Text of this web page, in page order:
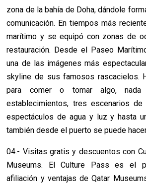
zona de la bahía de Doha, dándole
comunicación. En tiempos más
marítimo y se equipó con zonas de
restauración. Desde el Paseo
una de las imágenes más
skyline de sus famosos rascacielos.
para comer o tomar algo,
establecimientos, tres escenarios
espectáculos de agua y luz y hasta
también desde el puerto se puede
04.- Visitas gratis y descuentos con
Museums. El Culture Pass es el
afiliación y ventajas de Qatar